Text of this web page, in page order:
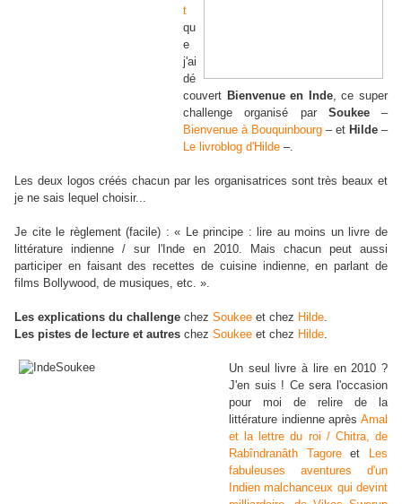
t
qu
e
j'ai
dé
couvert Bienvenue en Inde, ce super
challenge organisé par Soukee–
Bienvenue à Bouquinbourg – et Hilde –
Le livroblog d'Hilde –.
Les deux logos créés chacun par les organisatrices sont très beaux et
je ne sais lequel choisir...
Je cite le règlement (facile) : « Le principe : lire au moins un livre de
littérature indienne / sur l'Inde en 2010. Mais chacun peut aussi
participer en faisant des recettes de cuisine indienne, en parlant de
films Bollywood, de musiques, etc. ».
Les explications du challenge chez Soukee et chez Hilde.
Les pistes de lecture et autres chez Soukee et chez Hilde.
Un seul livre à lire en 2010 ?
J'en suis ! Ce sera l'occasion
pour moi de relire de la
littérature indienne après Amal
et la lettre du roi / Chitra, de
Rabîndranâth Tagoreet
Les
fabuleuses aventures d'un
Indien malchanceux qui devint